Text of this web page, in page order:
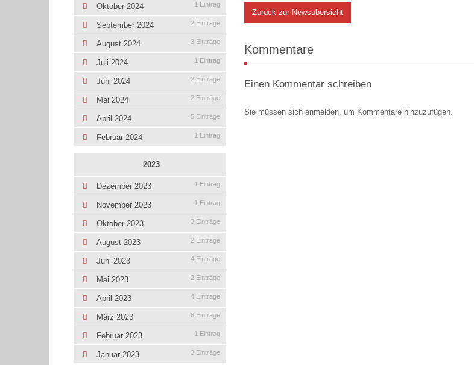
Zurück zur Newsübersicht
Kommentare
Einen Kommentar schreiben
Sie müssen sich anmelden, um Kommentare hinzuzufügen.
Oktober 2024 1 Eintrag
September 2024 2 Einträge
August 2024 3 Einträge
Juli 2024 1 Eintrag
Juni 2024 2 Einträge
Mai 2024 2 Einträge
April 2024 5 Einträge
Februar 2024 1 Eintrag
2023
Dezember 2023 1 Eintrag
November 2023 1 Eintrag
Oktober 2023 3 Einträge
August 2023 2 Einträge
Juni 2023 4 Einträge
Mai 2023 2 Einträge
April 2023 4 Einträge
März 2023 6 Einträge
Februar 2023 1 Eintrag
Januar 2023 3 Einträge